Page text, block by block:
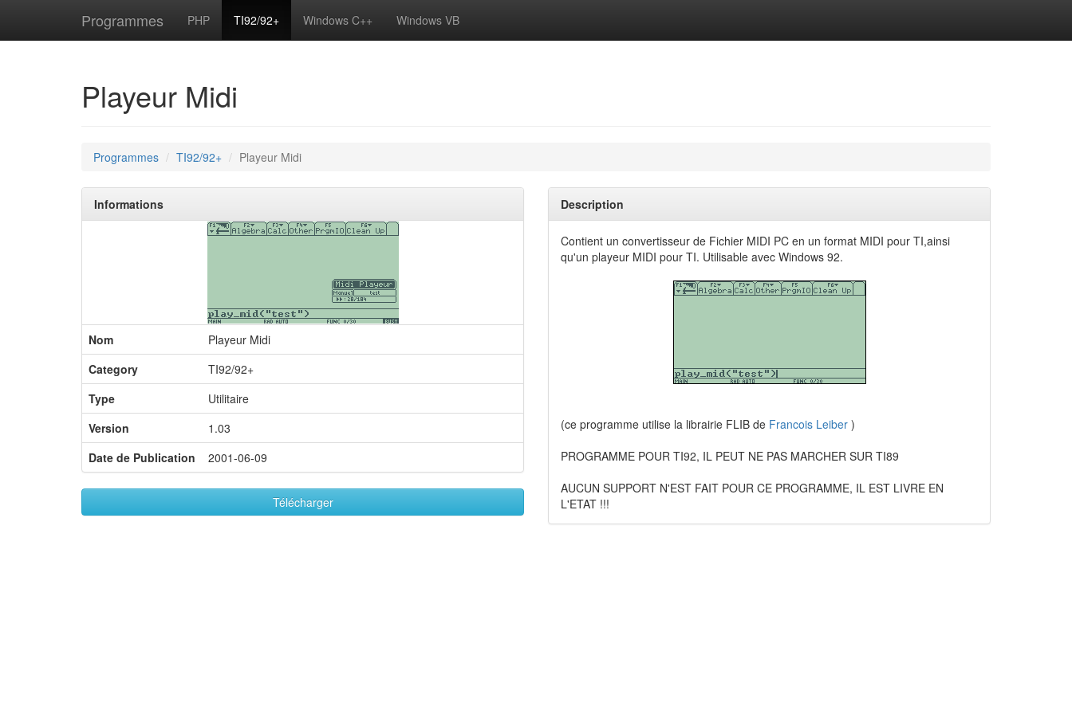
Programmes PHP TI92/92+ Windows C++ Windows VB
Playeur Midi
Programmes TI92/92+ Playeur Midi
Informations
Nom
Playeur Midi
Category
TI92/92+
Type
Utilitaire
Version
1.03
Date de Publication
2001-06-09
Télécharger
Description
Contient un convertisseur de Fichier MIDI PC en un format MIDI pour TI,ainsi
qu'un playeur MIDI pour TI. Utilisable avec Windows 92.
(ce programme utilise la librairie FLIB de Francois Leiber )
PROGRAMME POUR TI92, IL PEUT NE PAS MARCHER SUR TI89
AUCUN SUPPORT N'EST FAIT POUR CE PROGRAMME, IL EST LIVRE EN
L'ETAT !!!